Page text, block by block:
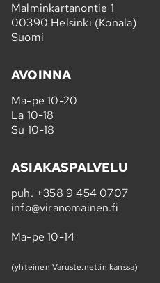
Malminkartanontie 1
00390 Helsinki (Konala)
Suomi
AVOINNA
Ma-pe 10-20
La 10-18
Su 10-18
ASIAKASPALVELU
puh. +358 9 454 0707
info@viranomainen.fi
Ma-pe 10-14
(yhteinen Varuste.net:in kanssa)